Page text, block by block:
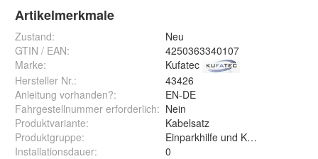
Artikelmerkmale
Zustand:
Neu
GTIN / EAN:
4250363340107
Marke:
Kufatec
Hersteller Nr.:
43426
Anleitung vorhanden?:
EN-DE
Fahrgestellnummer erforderlich: Nein
Produktvariante:
Kabelsatz
Produktgruppe:
Einparkhilfe und Kamerasysteme
Installationsdauer: 0